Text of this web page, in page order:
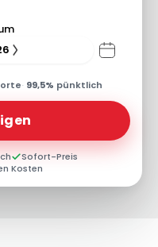
· 99,5% pünktlich
Sofort-Preis
Kosten